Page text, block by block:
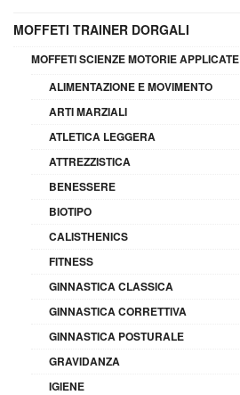
MOFFETI TRAINER DORGALI
MOFFETI SCIENZE MOTORIE APPLICATE
ALIMENTAZIONE E MOVIMENTO
ARTI MARZIALI
ATLETICA LEGGERA
ATTREZZISTICA
BENESSERE
BIOTIPO
CALISTHENICS
FITNESS
GINNASTICA CLASSICA
GINNASTICA CORRETTIVA
GINNASTICA POSTURALE
GRAVIDANZA
IGIENE